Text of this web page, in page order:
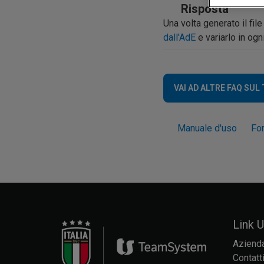
Risposta
Una volta generato il
dall'AdE e variarlo in
VAI AD ALTRE FAQ SUL
Manuale d'uso
Link
Contatti